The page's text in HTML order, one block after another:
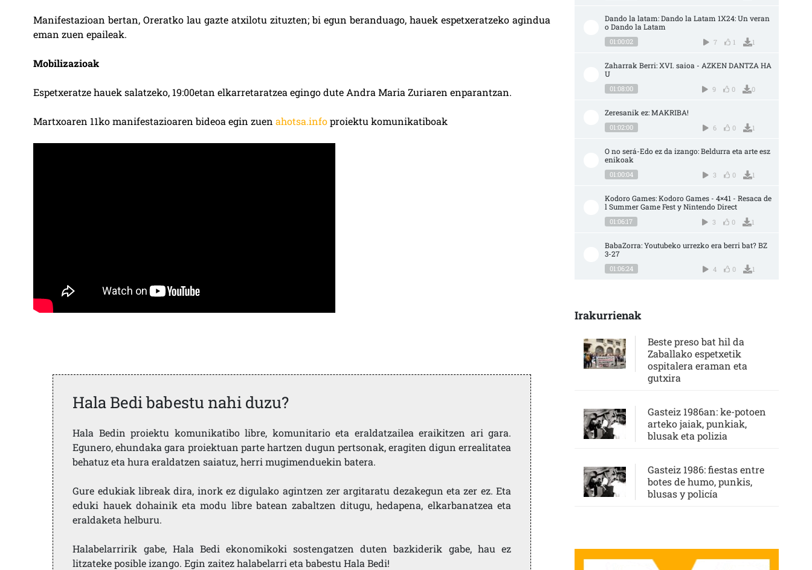
Manifestazioan bertan, Oreratko lau gazte atxilotu zituzten; bi egun beranduago, hauek espetxeratzeko agindua
eman zuen epaileak.
Mobilizazioak
Espetxeratze hauek salatzeko, 19:00etan elkarretaratzea egingo dute Andra Maria Zuriaren enparantzan.
Martxoaren 11ko manifestazioaren bideoa egin zuenahotsa.infoproiektu komunikatiboak
Hala Bedi babestu nahi duzu?
Hala Bedin proiektu komunikatibo libre, komunitario eta eraldatzailea eraikitzen ari gara.
Egunero, ehundaka gara proiektuan parte hartzen dugun pertsonak, eragiten digun errealitatea
behatuz eta hura eraldatzen saiatuz, herri mugimenduekin batera.
Gure edukiak libreak dira, inork ez digulako agintzen zer argitaratu dezakegun eta zer ez. Eta
eduki hauek dohainik eta modu libre batean zabaltzen ditugu, hedapena, elkarbanatzea eta
eraldaketa helburu.
Halabelarririk gabe, Hala Bedi ekonomikoki sostengatzen duten bazkiderik gabe, hau ez
litzateke posible izango. Egin zaitez halabelarri eta babestu Hala Bedi!
Dando la latam: Dando la Latam 1X24: Un veran
o Dando la Latam
01:00:02 7 1 1
Zaharrak Berri: XVI. saioa - AZKEN DANTZA HA
U
01:08:00 9 0 0
Zeresanik ez: MAKRIBA!
01:02:00 6 0 1
O no será-Edo ez da izango: Beldurra eta arte esz
enikoak
01:00:04 3 0 1
Kodoro Games: Kodoro Games - 4×41 - Resaca de
l Summer Game Fest y Nintendo Direct
01:06:17 3 0 1
BabaZorra: Youtubeko urrezko era berri bat? BZ
3-27
01:06:24 4 0 1
Irakurrienak
Beste preso bat hil da
Zaballako espetxetik
ospitalera eraman eta
gutxira
Gasteiz 1986an: ke-potoen
arteko jaiak, punkiak,
blusak eta polizia
Gasteiz 1986: fiestas entre
botes de humo, punkis,
blusas y policía